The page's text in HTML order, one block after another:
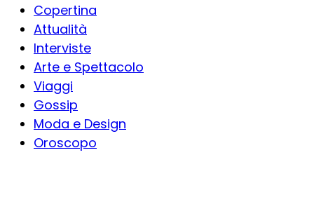
Copertina
Attualità
Interviste
Arte e Spettacolo
Viaggi
Gossip
Moda e Design
Oroscopo